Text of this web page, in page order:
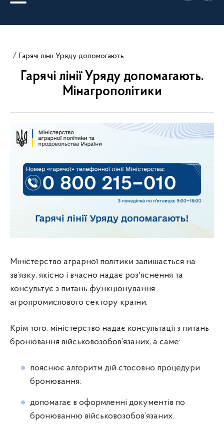
Гарячі лінії Уряду допомогають
Гарячі лінії Уряду допомагають.
Мінагрополітики
Міністерство аграрної політики залишається на
зв’язку, якісно і вчасно надає роз'яснення та
консультує з питань функціонування
агропромислового сектору країни.
Крім того, міністерство надає консультації з питань
бронювання військовозобов’язаних, а саме:
пояснює алгоритм дій стосовно процедури
бронювання;
допомагає в оформленні документів по
бронюванню військовозобов’язаних.